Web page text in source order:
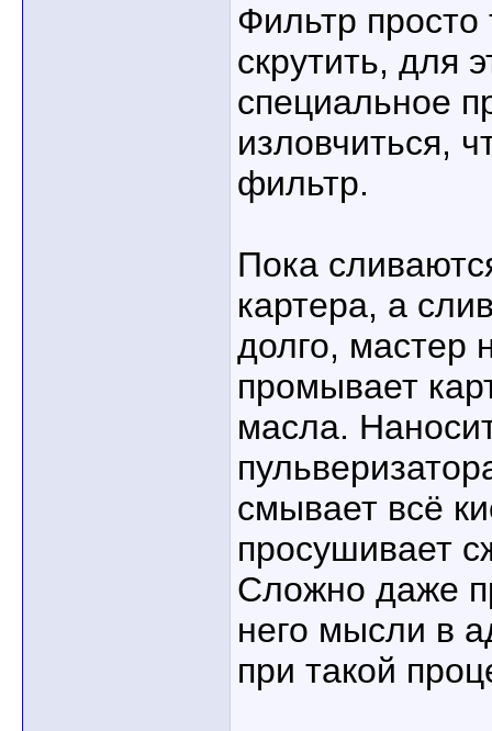
Фильтр просто
скрутить, для
специальное
изловчиться,
фильтр.
Пока
картера, а
долго, мастер
промывает
масла.
смывает всё
просушивает
Сложно даже
него мысли в
при такой